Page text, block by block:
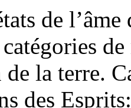
de
la terre.
des